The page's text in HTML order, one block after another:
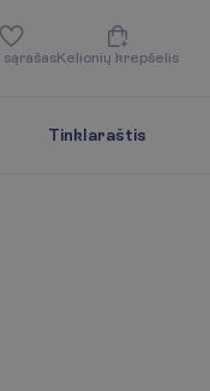
sąrašasKelionių krepšelis
Tinklaraštis